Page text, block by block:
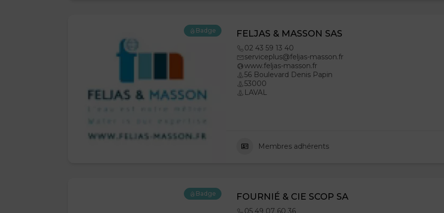
Badge FELJAS & MASSON SAS
02 43 59 13 40
serviceplus@feljas-masson.fr
www.feljas-masson.fr
56 Boulevard Denis Papin
53000
LAVAL
Membres adhérents
Badge FOURNIÉ & CIE SCOP SA
05 49 07 60 36